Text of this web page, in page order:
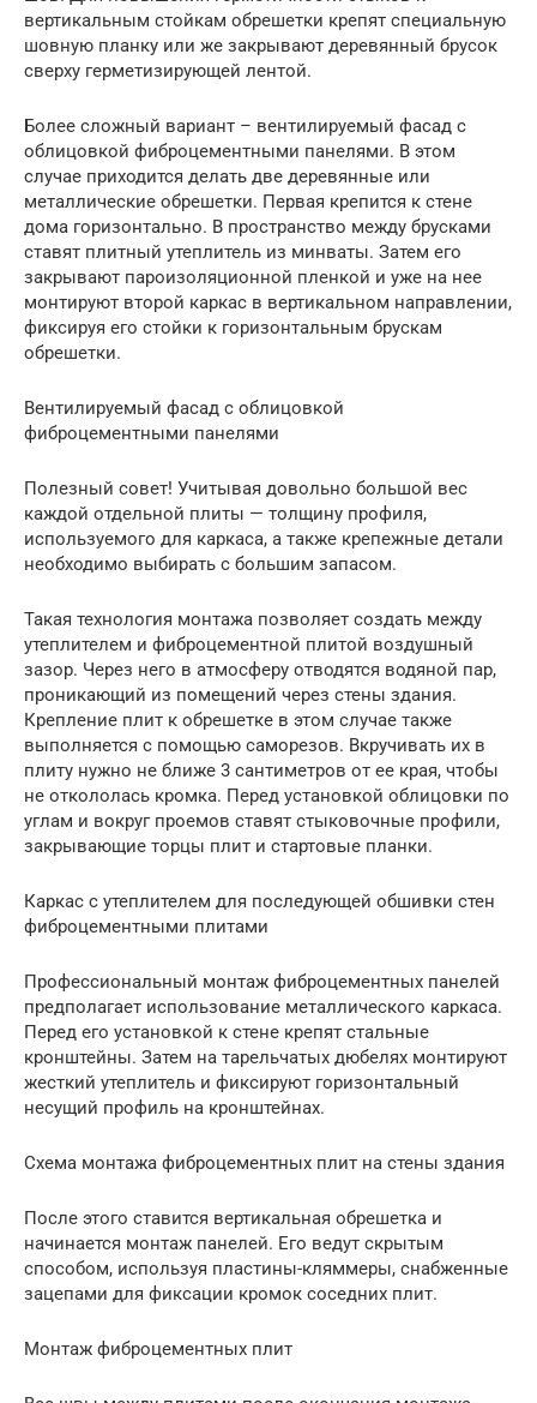
вертикальным стойкам обрешетки крепят специальную
шовную планку или же закрывают деревянный брусок
сверху герметизирующей лентой.
Более сложный вариант – вентилируемый фасад с
облицовкой фиброцементными панелями. В этом
случае приходится делать две деревянные или
металлические обрешетки. Первая крепится к стене
дома горизонтально. В пространство между брусками
ставят плитный утеплитель из минваты. Затем его
закрывают пароизоляционной пленкой и уже на нее
монтируют второй каркас в вертикальном направлении,
фиксируя его стойки к горизонтальным брускам
обрешетки.
Вентилируемый фасад с облицовкой
фиброцементными панелями
Полезный совет! Учитывая довольно большой вес
каждой отдельной плиты — толщину профиля,
используемого для каркаса, а также крепежные детали
необходимо выбирать с большим запасом.
Такая технология монтажа позволяет создать между
утеплителем и фиброцементной плитой воздушный
зазор. Через него в атмосферу отводятся водяной пар,
проникающий из помещений через стены здания.
Крепление плит к обрешетке в этом случае также
выполняется с помощью саморезов. Вкручивать их в
плиту нужно не ближе 3 сантиметров от ее края, чтобы
не откололась кромка. Перед установкой облицовки по
углам и вокруг проемов ставят стыковочные профили,
закрывающие торцы плит и стартовые планки.
Каркас с утеплителем для последующей обшивки стен
фиброцементными плитами
Профессиональный монтаж фиброцементных панелей
предполагает использование металлического каркаса.
Перед его установкой к стене крепят стальные
кронштейны. Затем на тарельчатых дюбелях монтируют
жесткий утеплитель и фиксируют горизонтальный
несущий профиль на кронштейнах.
Схема монтажа фиброцементных плит на стены здания
После этого ставится вертикальная обрешетка и
начинается монтаж панелей. Его ведут скрытым
способом, используя пластины-кляммеры, снабженные
зацепами для фиксации кромок соседних плит.
Монтаж фиброцементных плит